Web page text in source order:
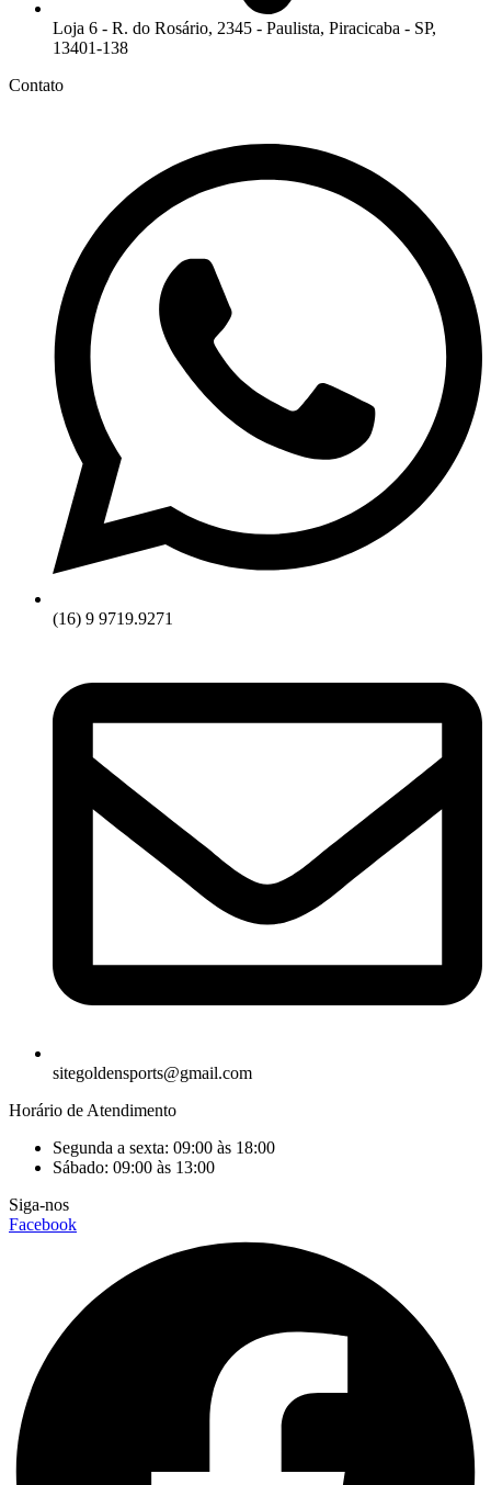
Loja 6 - R. do Rosário, 2345 - Paulista, Piracicaba - SP,
13401-138
Contato
(16) 9 9719.9271
sitegoldensports@gmail.com
Horário de Atendimento
Segunda a sexta: 09:00 às 18:00
Sábado: 09:00 às 13:00
Siga-nos
Facebook